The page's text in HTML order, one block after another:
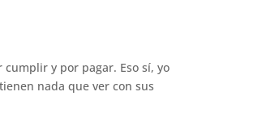
y por pagar. Eso sí, yo
nada que ver con sus